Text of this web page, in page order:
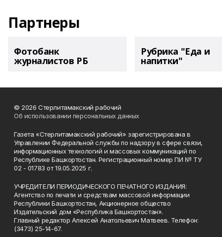
Партнеры
Фотобанк
журналистов РБ
Рубрика "Еда и
напитки"
© 2026 Стерлитамакский рабочий
Об использовании персональных данных
Газета «Стерлитамакский рабочий» зарегистрирована в
Управлении Федеральной службы по надзору в сфере связи,
информационных технологий и массовых коммуникаций по
Республике Башкортостан. Регистрационный номер ПИ № ТУ
02 - 01783 от 19.05.2025 г.
УЧРЕДИТЕЛИ ПЕРИОДИЧЕСКОГО ПЕЧАТНОГО ИЗДАНИЯ:
Агентство по печати и средствам массовой информации
Республики Башкортостан, Акционерное общество
Издательский дом «Республика Башкортостан».
Главный редактор Алексей Анатольевич Матвеев. Телефон:
(3473) 25-14-67.